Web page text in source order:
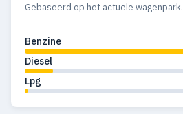
Gebaseerd op het actuele wagenpark.
Benzine
Diesel
Lpg